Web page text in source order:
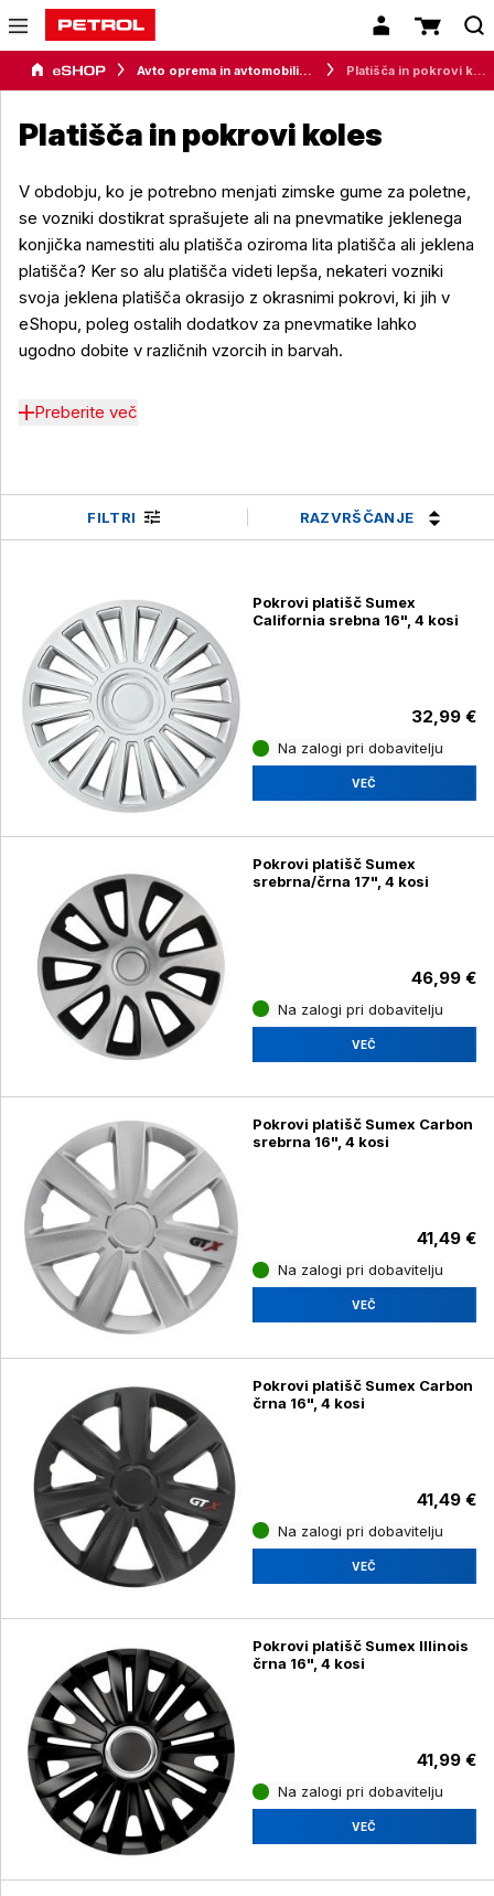
Avto oprema in avtomobilizem
Platišča in pokrovi koles
V obdobju, ko je potrebno menjati zimske gume za poletne,
se vozniki dostikrat sprašujete ali na pnevmatike jeklenega
konjička namestiti alu platišča oziroma lita platišča ali jeklena
platišča? Ker so alu platišča videti lepša, nekateri vozniki
svoja jeklena platišča okrasijo z okrasnimi pokrovi, ki jih v
eShopu, poleg ostalih dodatkov za pnevmatike lahko
ugodno dobite v različnih vzorcih in barvah.
Preberite več
FILTRI RAZVRŠČANJE
Pokrovi platišč Sumex
California srebna 16", 4 kosi
32,99 €
Na zalogi pri dobavitelju
VEČ
Pokrovi platišč Sumex
srebrna/črna 17", 4 kosi
46,99 €
Na zalogi pri dobavitelju
VEČ
Pokrovi platišč Sumex Carbon
srebrna 16", 4 kosi
41,49 €
Na zalogi pri dobavitelju
VEČ
Pokrovi platišč Sumex Carbon
črna 16", 4 kosi
41,49 €
Na zalogi pri dobavitelju
VEČ
Pokrovi platišč Sumex Illinois
črna 16", 4 kosi
41,99 €
Na zalogi pri dobavitelju
VEČ